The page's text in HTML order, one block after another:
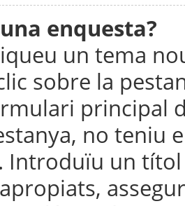
enquesta?
un tema
sobre la
principal
no teniu
Introduïu un